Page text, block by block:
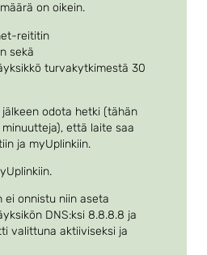
on oikein.
reititin
sekä
turvakytkimestä 30
odota hetki (tähän
että laite saa
ja myUplinkiin.
ei onnistu niin aseta
DNS:ksi 8.8.8.8 ja
valittuna aktiiviseksi ja